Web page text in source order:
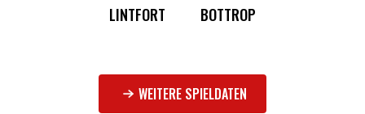
LINTFORT BOTTROP
WEITERE SPIELDATEN